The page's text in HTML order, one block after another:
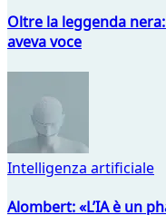
Oltre la leggenda
aveva voce
Intelligenza artificiale
Alombert: «L’IA è un